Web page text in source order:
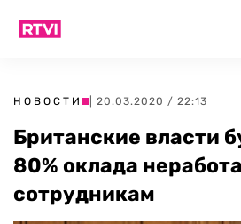
НОВОСТИ | 20.03.2020 / 22:13
Британские власти
80% оклада
сотрудникам